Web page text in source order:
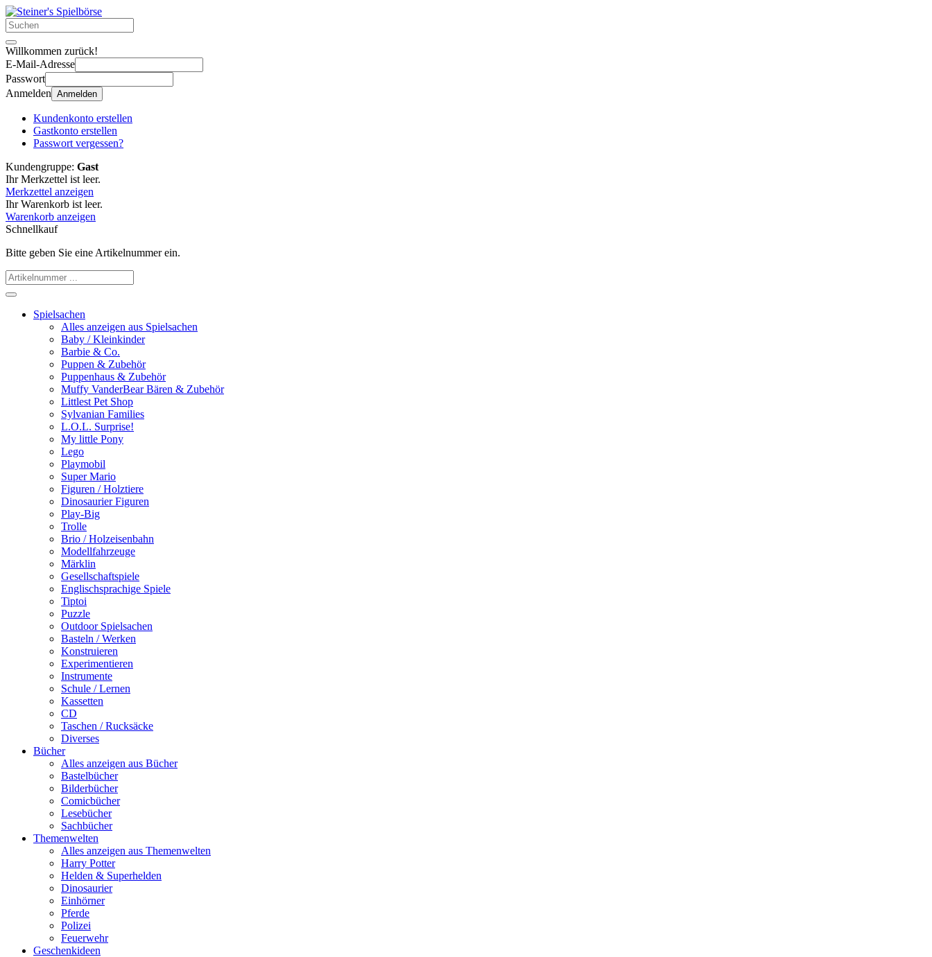
Willkommen zurück!
E-Mail-Adresse
Passwort
Anmelden Anmelden
Kundenkonto erstellen
Gastkonto erstellen
Passwort vergessen?
Kundengruppe: Gast
Ihr Merkzettel ist leer.
Merkzettel anzeigen
Ihr Warenkorb ist leer.
Warenkorb anzeigen
Schnellkauf
Bitte geben Sie eine Artikelnummer ein.
Spielsachen
Alles anzeigen aus Spielsachen
Baby / Kleinkinder
Barbie & Co.
Puppen & Zubehör
Puppenhaus & Zubehör
Muffy VanderBear Bären & Zubehör
Littlest Pet Shop
Sylvanian Families
L.O.L. Surprise!
My little Pony
Lego
Playmobil
Super Mario
Figuren / Holztiere
Dinosaurier Figuren
Play-Big
Trolle
Brio / Holzeisenbahn
Modellfahrzeuge
Märklin
Gesellschaftspiele
Englischsprachige Spiele
Tiptoi
Puzzle
Outdoor Spielsachen
Basteln / Werken
Konstruieren
Experimentieren
Instrumente
Schule / Lernen
Kassetten
CD
Taschen / Rucksäcke
Diverses
Bücher
Alles anzeigen aus Bücher
Bastelbücher
Bilderbücher
Comicbücher
Lesebücher
Sachbücher
Themenwelten
Alles anzeigen aus Themenwelten
Harry Potter
Helden & Superhelden
Dinosaurier
Einhörner
Pferde
Polizei
Feuerwehr
Geschenkideen